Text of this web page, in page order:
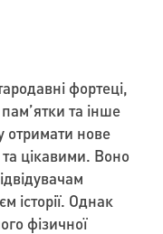
фортеці,
та інше
отримати нове
цікавими. Воно
історії. Однак
фізичної